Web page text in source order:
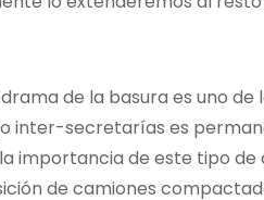
de la basura es uno
inter-secretarías es
importancia de este tipo
de camiones